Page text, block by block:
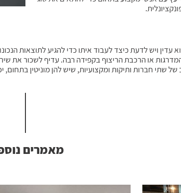
ויש לדעת כיצד לעבוד איתו כדי להגיע לתוצאות
או הרכבת הריצוף בקפידה רבה. עדיף לשכור את
שתי חברות ותיקות ומקצועיות, שיש להן מוניטין
מאמרים